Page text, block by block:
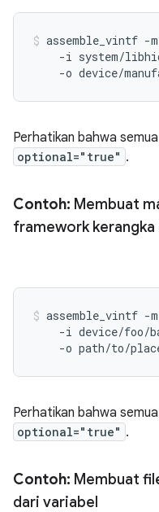
assemble_vintf -
-i system/
Perhatikan bahwa
optional="true" .
Contoh: Membuat
framework
assemble_vintf -
-i device/foo/
Perhatikan bahwa
optional="true" .
Contoh: Membuat
dari variabel